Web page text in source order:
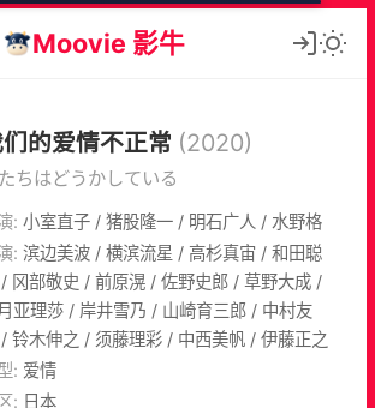
Moovie 影牛
的爱情不正常 (2020)
ちはどうかしている
: 小室直子 / 猪股隆一 / 明石广人 / 水野格
: 滨边美波 / 横滨流星 / 高杉真宙 / 和田聪
冈部敬史 / 前原滉 / 佐野史郎 / 草野大成 /
亚理莎 / 岸井雪乃 / 山崎育三郎 / 中村友
铃木伸之 / 须藤理彩 / 中西美帆 / 伊藤正之
: 爱情
: 日本